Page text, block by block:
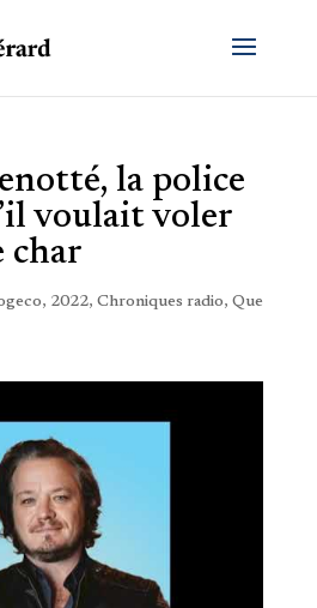
la police
voulait voler
char
, 2022, Chroniques radio, Que